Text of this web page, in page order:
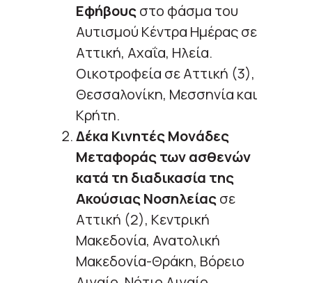
Εφήβουςστο φάσμα του
Αυτισμού Κέντρα Ημέρας σε
Αττική, Αχαΐα, Ηλεία.
Οικοτροφεία σε Αττική (3),
Θεσσαλονίκη, Μεσσηνία και
Κρήτη.
Δέκα Κινητές Μονάδες
Μεταφοράς των ασθενών
κατά τη διαδικασία της
Ακούσιας Νοσηλείαςσε
Αττική (2), Κεντρική
Μακεδονία, Ανατολική
Μακεδονία-Θράκη, Βόρειο